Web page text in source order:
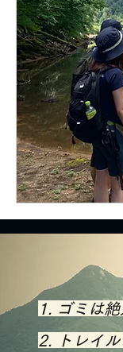
1. ゴミは
2. トレイ